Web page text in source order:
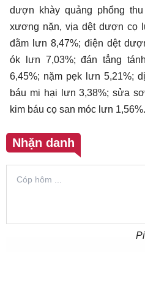
dượn khày quảng phổng
xương nặn, vịa dệt dượn cọ
đằm lưn 8,47%; điện dệt
ók lưn 7,03%; đán tẳng
6,45%; nặm pẹk lưn 5,21%;
báu mi hại lưn 3,38%; sửa
kim báu cọ san móc lưn
Nhặn danh